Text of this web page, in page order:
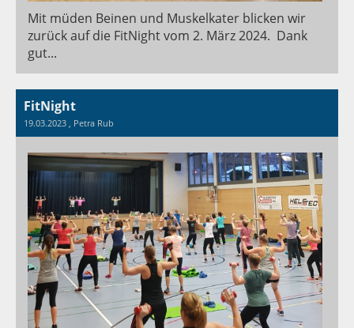
Mit müden Beinen und Muskelkater blicken wir
zurück auf die FitNight vom 2. März 2024. Dank
gut...
FitNight
19.03.2023 , Petra Rub